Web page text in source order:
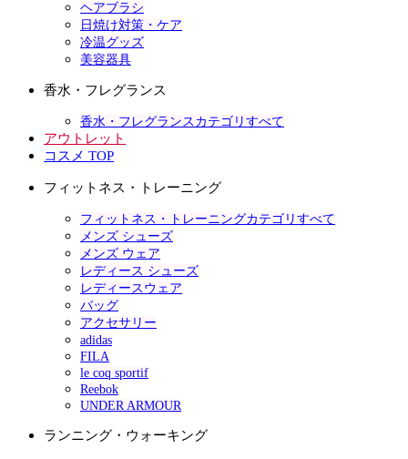
ヘアブラシ
日焼け対策・ケア
冷温グッズ
美容器具
香水・フレグランス
香水・フレグランスカテゴリすべて
アウトレット
コスメ TOP
フィットネス・トレーニング
フィットネス・トレーニングカテゴリすべて
メンズ シューズ
メンズ ウェア
レディース シューズ
レディースウェア
バッグ
アクセサリー
adidas
FILA
le coq sportif
Reebok
UNDER ARMOUR
ランニング・ウォーキング